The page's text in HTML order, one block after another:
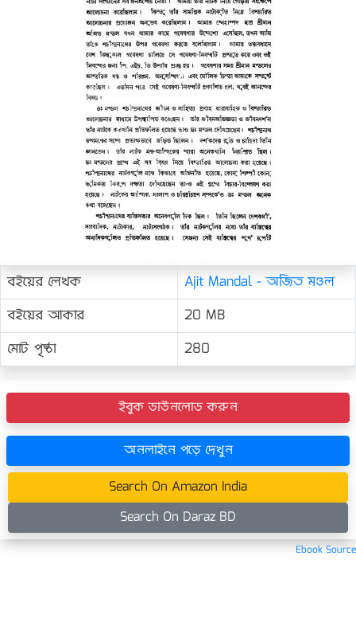
বইয়ের লেখক
Ajit Mandal - অজিত মণ্ডল
বইয়ের আকার
20 MB
মোট পৃষ্ঠা
280
ইবুক ডাউনলোড করুন
অনলাইনে পড়ে দেখুন
Search On Amazon India
Search On Daraz BD
Ebook Source